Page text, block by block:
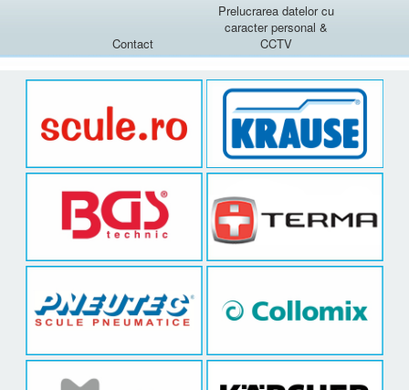
Contact
Prelucrarea datelor cu
caracter personal &
CCTV